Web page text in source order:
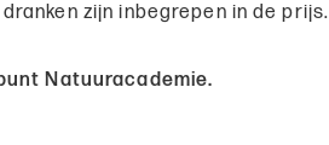
zijn inbegrepen in de prijs.
Natuuracademie.